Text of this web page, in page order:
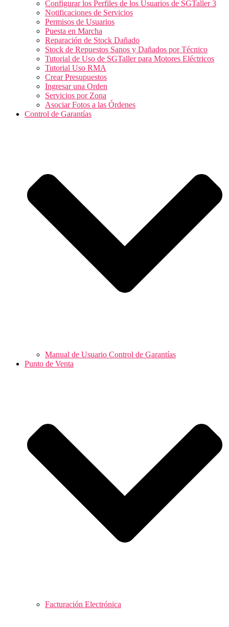
Configurar los Perfiles de los Usuarios de SGTaller 3
Notificaciones de Servicios
Permisos de Usuarios
Puesta en Marcha
Reparación de Stock Dañado
Stock de Repuestos Sanos y Dañados por Técnico
Tutorial de Uso de SGTaller para Motores Eléctricos
Tutorial Uso RMA
Crear Presupuestos
Ingresar una Orden
Servicios por Zona
Asociar Fotos a las Órdenes
Control de Garantías
Manual de Usuario Control de Garantías
Punto de Venta
Facturación Electrónica